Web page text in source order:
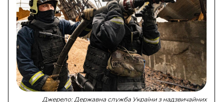
Джерело:Державна служба України з надзвичайних